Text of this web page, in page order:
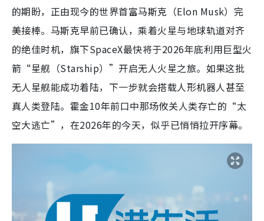
的期盼，正由现今的世界首富马斯克（Elon Musk）完
美接棒。马斯克早前已确认，乘着火星与地球轨道对齐
的绝佳时机，旗下SpaceX最快将于2026年底利用巨型火
箭“星舰（Starship）”开启无人火星之旅。如果这批
无人星舰能成功着陆，下一步就会搭载人形机器人甚至
真人类登陆。霍金10年前口中那场攸关人类存亡的“太
空大逃亡”，在2026年的今天，似乎已悄悄拉开序幕。